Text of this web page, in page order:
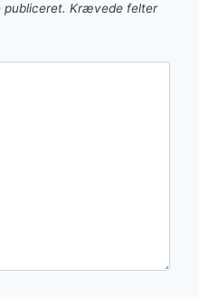
publiceret. Krævede felter